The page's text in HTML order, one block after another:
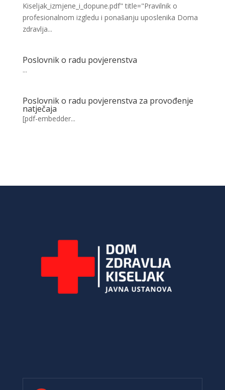
Kiseljak_izmjene_i_dopune.pdf" title="Pravilnik o
profesionalnom izgledu i ponašanju uposlenika Doma
zdravlja...
Poslovnik o radu povjerenstva
...
Poslovnik o radu povjerenstva za provođenje
natječaja
[pdf-embedder...